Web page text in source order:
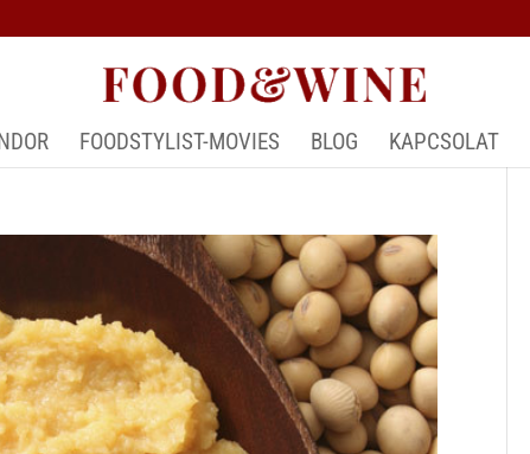
FOODSTYLIST-MOVIES BLOG KAPCSOLAT